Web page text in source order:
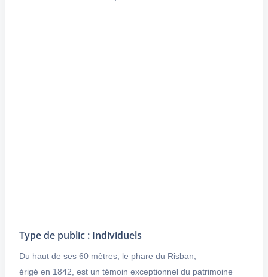
Type de public : Individuels
Du haut de ses 60 mètres, le phare du Risban,
érigé en 1842, est un témoin exceptionnel du patrimoine